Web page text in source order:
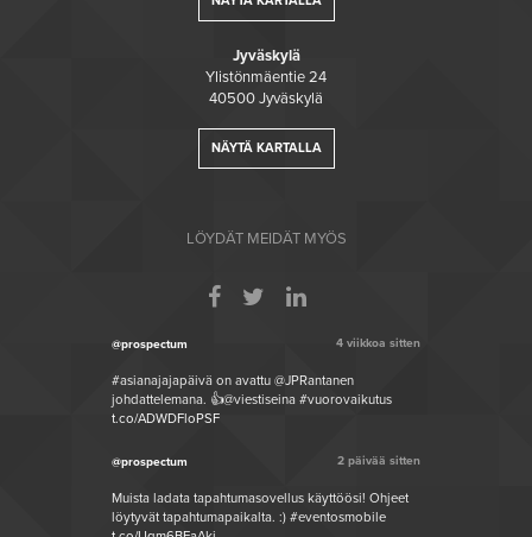
Jyväskylä
Ylistönmäentie 24
40500 Jyväskylä
NÄYTÄ KARTALLA
LÖYDÄT MEIDÄT MYÖS
@prospectum 4 viikkoa sitten
#asianajajapäivä on avattu @JPRantanen
johdattelemana. 👍@viestiseina #vuorovaikutus
t.co/ADWDFloPSF
@prospectum 2 päivää sitten
Muista ladata tapahtumasovellus käyttöösi! Ohjeet
löytyvät tapahtumapaikalta. :) #eventosmobile